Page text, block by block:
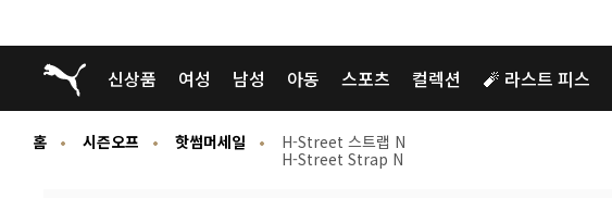
푸마 홈
신상품 여성 남성 아동 스포츠 컬렉션 🧨 라스트 피스
홈 시즌오프 핫썸머세일
H-Street 스트랩 N
H-Street Strap N